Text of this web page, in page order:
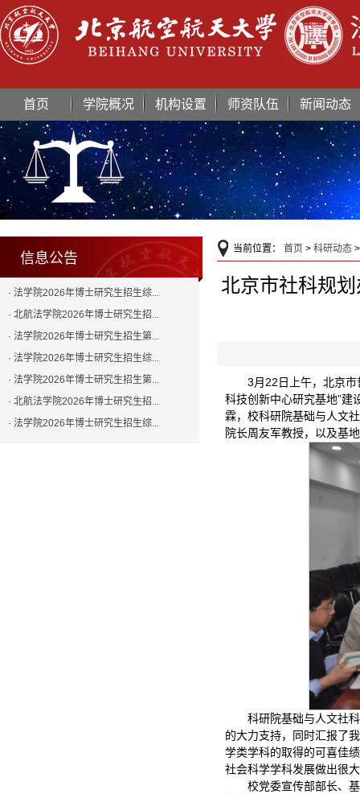
首页 学院概况 机构设置 师资队伍 新闻动态
信息公告
· 法学院2026年博士研究生招生综...
· 北航法学院2026年博士研究生招...
· 法学院2026年博士研究生招生第...
· 法学院2026年博士研究生招生综...
· 法学院2026年博士研究生招生第...
· 北航法学院2026年博士研究生招...
· 法学院2026年博士研究生招生综...
当前位置： 首页 > 科研动态
北京市社科规
3月22日上午，北京
科技创新中心研究基地”建
霖，校科研院基础与人文
院长周友军教授，以及基
科研院基础与人文社
的大力支持，同时汇报了
学类学科的取得的可喜佳
社会科学学科发展做出很
校党委宣传部部长、